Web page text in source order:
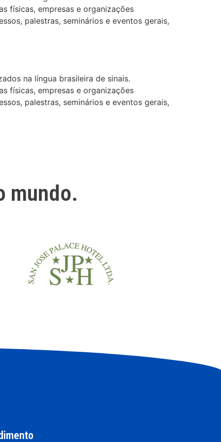
físicas, empresas e organizações
palestras, seminários e eventos gerais,
na língua brasileira de sinais.
físicas, empresas e organizações
palestras, seminários e eventos gerais,
mundo.